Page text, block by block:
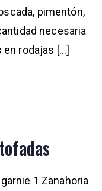
pimentón,
necesaria
rodajas […]
1 Zanahoria